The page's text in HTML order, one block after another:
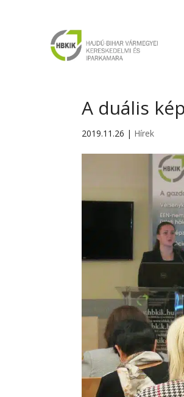
A duális
2019.11.26 | Hírek